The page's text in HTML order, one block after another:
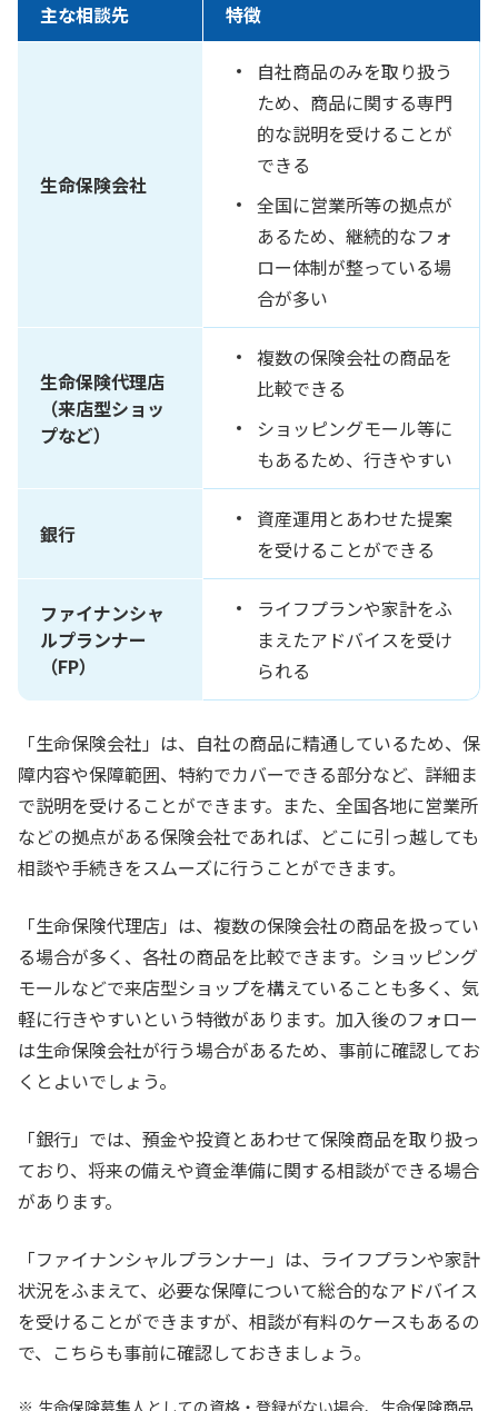
主な相談先 特徴
生命保険会社
自社商品のみを取り扱う
ため、商品に関する専門
的な説明を受けることが
できる
全国に営業所等の拠点が
あるため、継続的なフォ
ロー体制が整っている場
合が多い
生命保険代理店
（来店型ショッ
プなど）
複数の保険会社の商品を
比較できる
ショッピングモール等に
もあるため、行きやすい
銀行
資産運用とあわせた提案
を受けることができる
ファイナンシャ
ルプランナー
（FP）
ライフプランや家計をふ
まえたアドバイスを受け
られる
「生命保険会社」は、自社の商品に精通しているため、保
障内容や保障範囲、特約でカバーできる部分など、詳細ま
で説明を受けることができます。また、全国各地に営業所
などの拠点がある保険会社であれば、どこに引っ越しても
相談や手続きをスムーズに行うことができます。
「生命保険代理店」は、複数の保険会社の商品を扱ってい
る場合が多く、各社の商品を比較できます。ショッピング
モールなどで来店型ショップを構えていることも多く、気
軽に行きやすいという特徴があります。加入後のフォロー
は生命保険会社が行う場合があるため、事前に確認してお
くとよいでしょう。
「銀行」では、預金や投資とあわせて保険商品を取り扱っ
ており、将来の備えや資金準備に関する相談ができる場合
があります。
「ファイナンシャルプランナー」は、ライフプランや家計
状況をふまえて、必要な保障について総合的なアドバイス
を受けることができますが、相談が有料のケースもあるの
で、こちらも事前に確認しておきましょう。